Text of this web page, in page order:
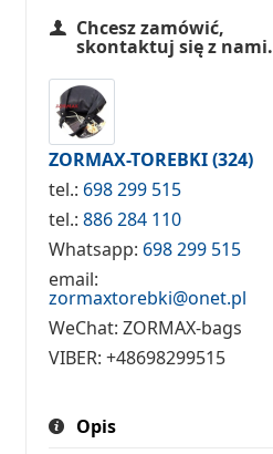
Chcesz zamówić,
skontaktuj się z nami.
ZORMAX-TOREBKI(324)
tel.: 698 299 515
tel.:886 284 110
Whatsapp: 698 299 515
email:
zormaxtorebki@onet.pl
WeChat:ZORMAX-bags
VIBER:+48698299515
Opis